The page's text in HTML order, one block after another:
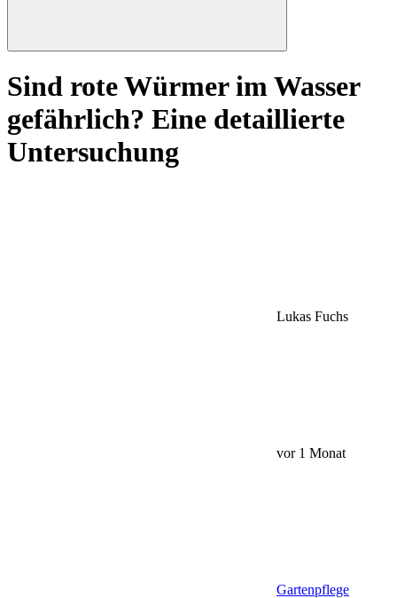
Sind rote Würmer im Wasser
gefährlich? Eine detaillierte
Untersuchung
Lukas Fuchs
vor 1 Monat
Gartenpflege